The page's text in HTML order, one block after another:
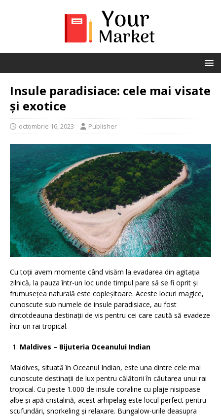
Insule paradisiace: cele mai visate
și exotice
octombrie 16, 2023 Publisher
Cu toții avem momente când visăm la evadarea din agitația
zilnică, la pauza într-un loc unde timpul pare să se fi oprit și
frumusețea naturală este copleșitoare. Aceste locuri magice,
cunoscute sub numele de insule paradisiace, au fost
dintotdeauna destinații de vis pentru cei care caută să evadeze
într-un rai tropical.
Maldives – Bijuteria Oceanului Indian
Maldives, situată în Oceanul Indian, este una dintre cele mai
cunoscute destinații de lux pentru călătorii în căutarea unui rai
tropical. Cu peste 1.000 de insule coraline cu plaje nisipoase
albe și apă cristalină, acest arhipelag este locul perfect pentru
scufundări, snorkeling și relaxare. Bungalow-urile deasupra